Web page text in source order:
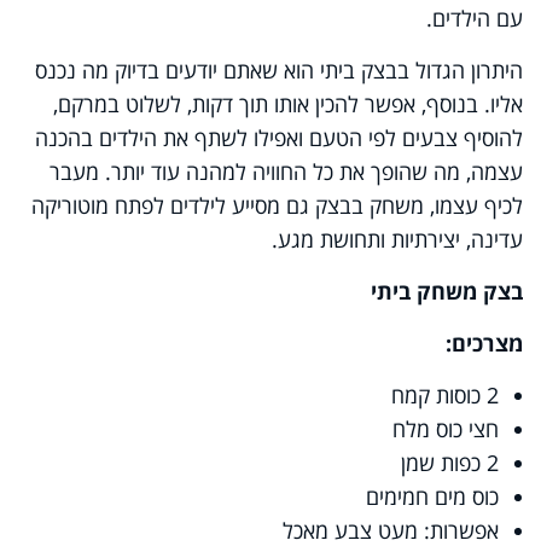
עם הילדים.
היתרון הגדול בבצק ביתי הוא שאתם יודעים בדיוק מה נכנס
אליו. בנוסף, אפשר להכין אותו תוך דקות, לשלוט במרקם,
להוסיף צבעים לפי הטעם ואפילו לשתף את הילדים בהכנה
עצמה, מה שהופך את כל החוויה למהנה עוד יותר. מעבר
לכיף עצמו, משחק בבצק גם מסייע לילדים לפתח מוטוריקה
עדינה, יצירתיות ותחושת מגע.
בצק משחק ביתי
מצרכים:
2 כוסות קמח
חצי כוס מלח
2 כפות שמן
כוס מים חמימים
אפשרות: מעט צבע מאכל